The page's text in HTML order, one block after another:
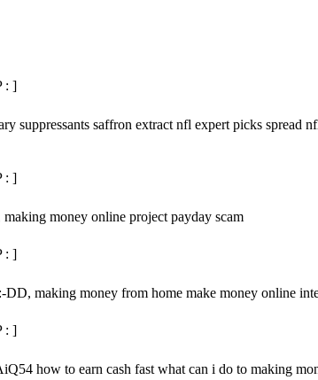
: ]
suppressants saffron extract nfl expert picks spread
: ]
money online project payday scam
: ]
DD, making money from home make money online
: ]
how to earn cash fast what can i do to making